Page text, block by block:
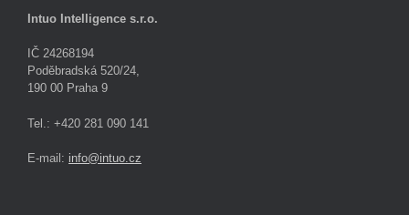
Intuo Intelligence s.r.o.
IČ 24268194
Poděbradská 520/24,
190 00 Praha 9
Tel.: +420 281 090 141
E-mail: info@intuo.cz